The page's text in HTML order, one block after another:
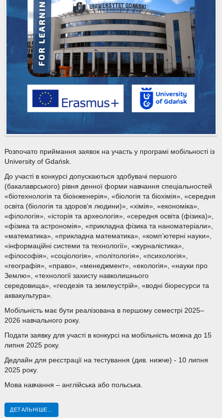
Розпочато приймання заявок на участь у програмі мобільності із
University of Gdańsk.
До участі в конкурсі допускаються здобувачі першого
(бакалаврського) рівня денної форми навчання спеціальностей
«біотехнологія та біоінженерія», «біологія та біохімія», «середня
освіта (біологія та здоров’я людини)», «хімія», «економіка»,
«філологія», «історія та археологія», «середня освіта (фізика)»,
«фізика та астрономія», «прикладна фізика та наноматеріали»,
«математика», «прикладна математика», «комп’ютерні науки»,
«інформаційні системи та технології», «журналістика»,
«філософія», «соціологія», «політологія», «психологія»,
«географія», «право», «менеджмент», «екологія», «науки про
Землю», «технології захисту навколишнього
середовища», «геодезія та землеустрій», «водні біоресурси та
аквакультура».
Мобільність має бути реалізована в першому семестрі 2025–
2026 навчального року.
Подати заявку для участі в конкурсі на мобільність можна до 15
липня 2025 року.
Дедлайн для реєстрації на тестування (див. нижче) - 10 липня
2025 року.
Мова навчання – англійська або польська.
ДЕТАЛЬНІШЕ...